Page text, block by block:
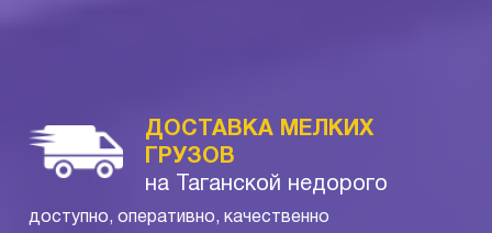
ДОСТАВКА МЕЛКИХ
ГРУЗОВ
на Таганской недорого
доступно, оперативно, качественно